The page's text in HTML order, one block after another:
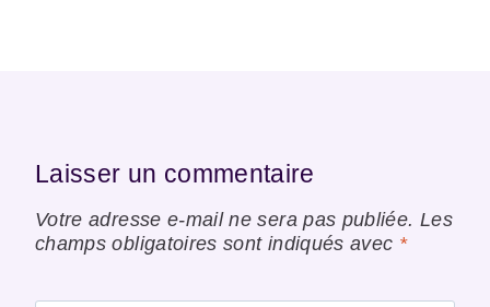
Laisser un commentaire
Votre adresse e-mail ne sera pas publiée. Les
champs obligatoires sont indiqués avec *